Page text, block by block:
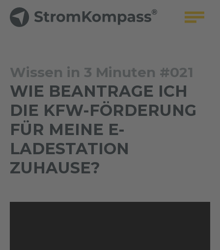
Wissen in 3 Minuten #021
WIE BEANTRAGE ICH
DIE KFW-FÖRDERUNG
FÜR MEINE E-
LADESTATION
ZUHAUSE?